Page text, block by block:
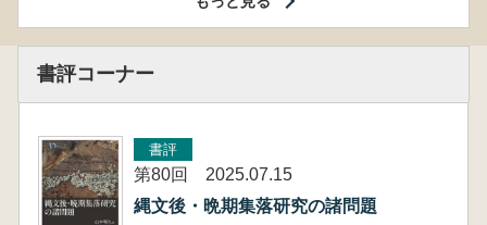
書評コーナー
書評
第80回 2025.07.15
縄文後・晩期集落研究の諸問題